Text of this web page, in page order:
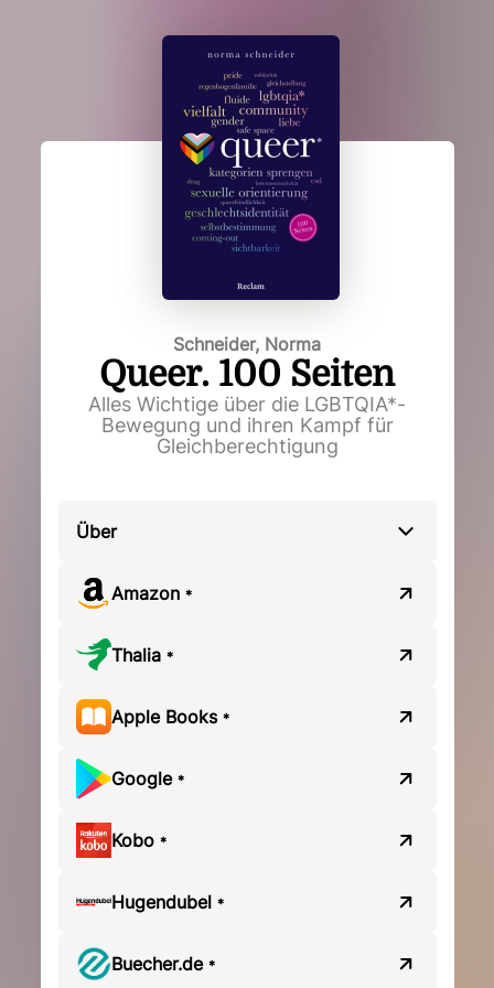
Schneider, Norma
Queer. 100 Seiten
Alles Wichtige über die LGBTQIA*-
Bewegung und ihren Kampf für
Gleichberechtigung
Über
Amazon *
Thalia *
Apple Books *
Google *
Kobo *
Hugendubel *
Buecher.de *